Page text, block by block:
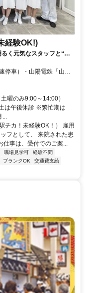
経験OK!)
く元気なスタッフと“人
停車）・山陽電鉄「山陽
曜のみ9:00～14:00）
は午後休診 ※繁忙期は
...
チカ！未経験OK！） 雇用
フとして、 来院された患
仕事は、受付でのご案...
職場見学可
経験不問
ブランクOK
交通費支給